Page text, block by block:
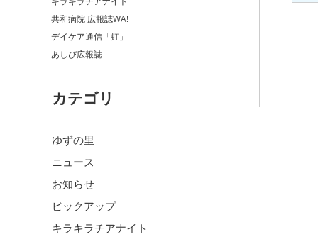
共和病院 広報誌WA!
デイケア通信「虹」
あしび広報誌
カテゴリ
ゆずの里
ニュース
お知らせ
ピックアップ
キラキラチアナイト